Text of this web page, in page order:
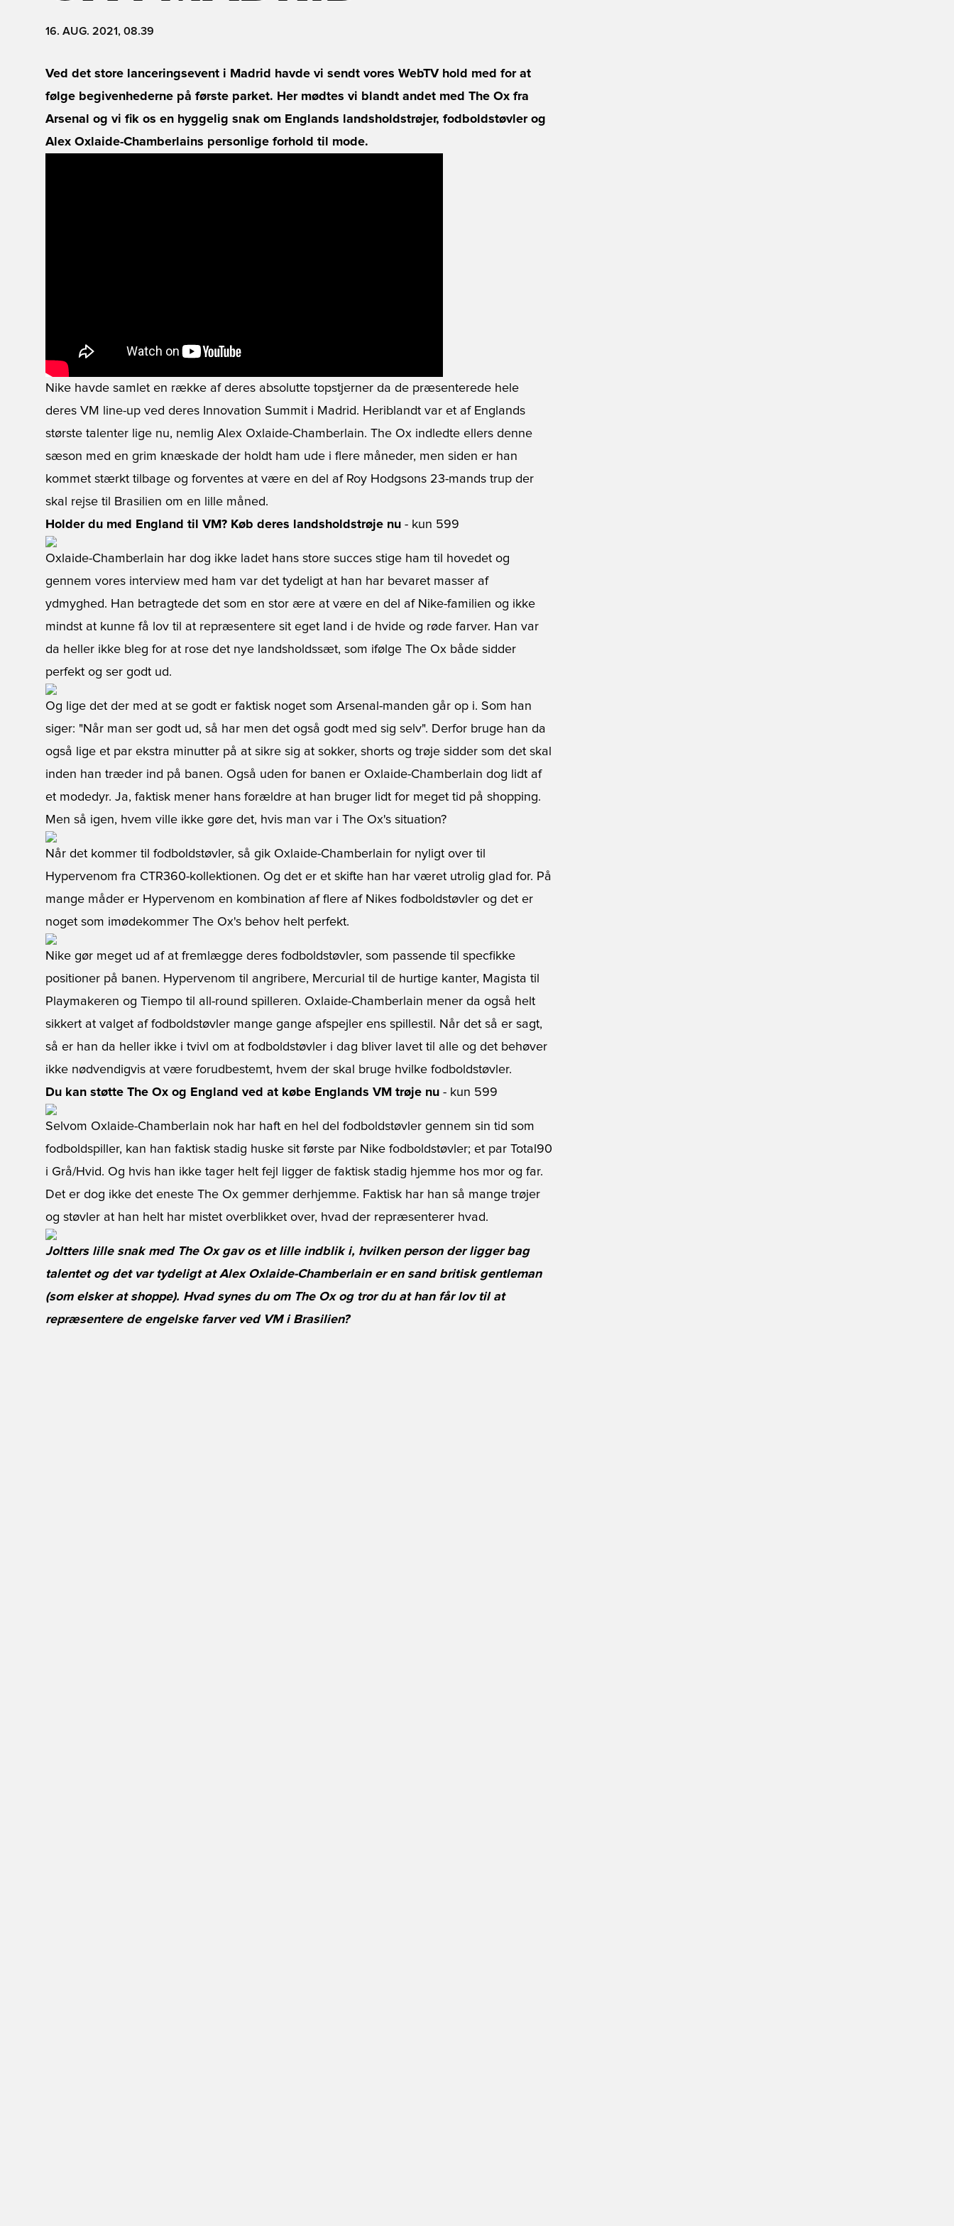
16. AUG. 2021, 08.39
Ved det store lanceringsevent i Madrid havde vi sendt vores WebTV hold med for at
følge begivenhederne på første parket. Her mødtes vi blandt andet med The Ox fra
Arsenal og vi fik os en hyggelig snak om Englands landsholdstrøjer, fodboldstøvler og
Alex Oxlaide-Chamberlains personlige forhold til mode.
Nike havde samlet en række af deres absolutte topstjerner da de præsenterede hele
deres VM line-up ved deres Innovation Summit i Madrid. Heriblandt var et af Englands
største talenter lige nu, nemlig Alex Oxlaide-Chamberlain. The Ox indledte ellers denne
sæson med en grim knæskade der holdt ham ude i flere måneder, men siden er han
kommet stærkt tilbage og forventes at være en del af Roy Hodgsons 23-mands trup der
skal rejse til Brasilien om en lille måned.
Holder du med England til VM? Køb deres landsholdstrøje nu - kun 599
Oxlaide-Chamberlain har dog ikke ladet hans store succes stige ham til hovedet og
gennem vores interview med ham var det tydeligt at han har bevaret masser af
ydmyghed. Han betragtede det som en stor ære at være en del af Nike-familien og ikke
mindst at kunne få lov til at repræsentere sit eget land i de hvide og røde farver. Han var
da heller ikke bleg for at rose det nye landsholdssæt, som ifølge The Ox både sidder
perfekt og ser godt ud.
Og lige det der med at se godt er faktisk noget som Arsenal-manden går op i. Som han
siger: "Når man ser godt ud, så har men det også godt med sig selv". Derfor bruge han da
også lige et par ekstra minutter på at sikre sig at sokker, shorts og trøje sidder som det skal
inden han træder ind på banen. Også uden for banen er Oxlaide-Chamberlain dog lidt af
et modedyr. Ja, faktisk mener hans forældre at han bruger lidt for meget tid på shopping.
Men så igen, hvem ville ikke gøre det, hvis man var i The Ox's situation?
Når det kommer til fodboldstøvler, så gik Oxlaide-Chamberlain for nyligt over til
Hypervenom fra CTR360-kollektionen. Og det er et skifte han har været utrolig glad for. På
mange måder er Hypervenom en kombination af flere af Nikes fodboldstøvler og det er
noget som imødekommer The Ox's behov helt perfekt.
Nike gør meget ud af at fremlægge deres fodboldstøvler, som passende til specfikke
positioner på banen. Hypervenom til angribere, Mercurial til de hurtige kanter, Magista til
Playmakeren og Tiempo til all-round spilleren. Oxlaide-Chamberlain mener da også helt
sikkert at valget af fodboldstøvler mange gange afspejler ens spillestil. Når det så er sagt,
så er han da heller ikke i tvivl om at fodboldstøvler i dag bliver lavet til alle og det behøver
ikke nødvendigvis at være forudbestemt, hvem der skal bruge hvilke fodboldstøvler.
Du kan støtte The Ox og England ved at købe Englands VM trøje nu - kun 599
Selvom Oxlaide-Chamberlain nok har haft en hel del fodboldstøvler gennem sin tid som
fodboldspiller, kan han faktisk stadig huske sit første par Nike fodboldstøvler; et par Total90
i Grå/Hvid. Og hvis han ikke tager helt fejl ligger de faktisk stadig hjemme hos mor og far.
Det er dog ikke det eneste The Ox gemmer derhjemme. Faktisk har han så mange trøjer
og støvler at han helt har mistet overblikket over, hvad der repræsenterer hvad.
Joltters lille snak med The Ox gav os et lille indblik i, hvilken person der ligger bag
talentet og det var tydeligt at Alex Oxlaide-Chamberlain er en sand britisk gentleman
(som elsker at shoppe). Hvad synes du om The Ox og tror du at han får lov til at
repræsentere de engelske farver ved VM i Brasilien?